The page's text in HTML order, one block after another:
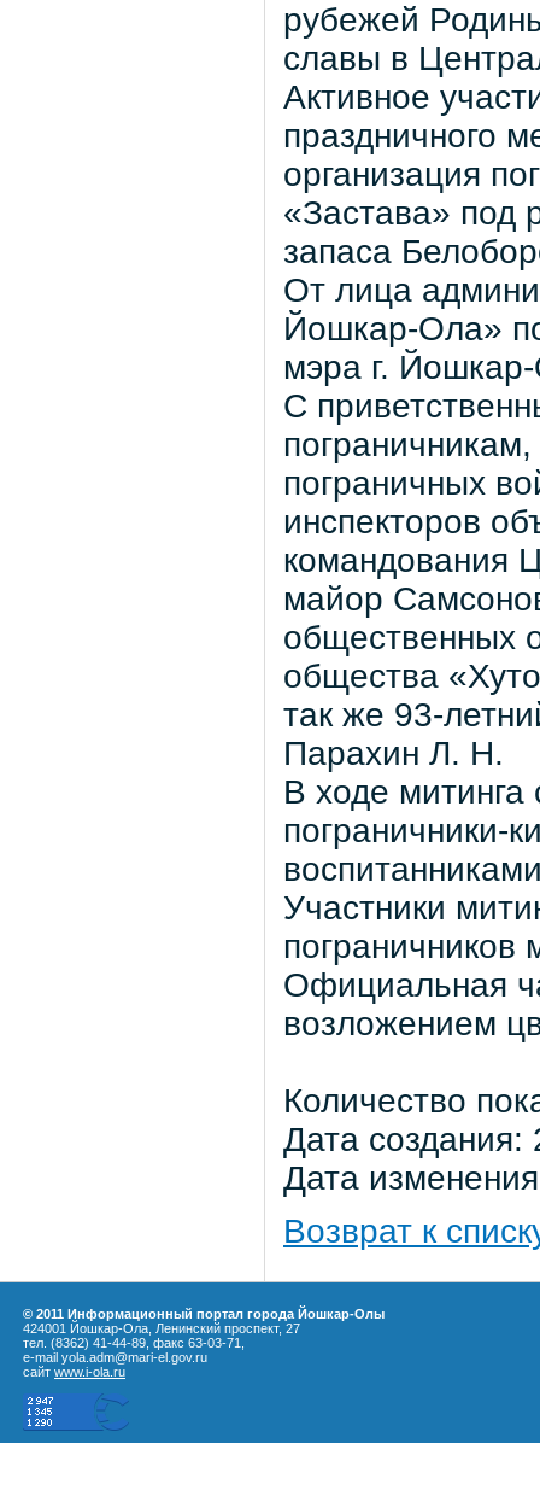
рубежей
славы в
Активное
праздничного
организация
«Застава» под
запаса
От лица
Йошкар-Ола»
мэра г.
С
пограничных
инспекторов
командования
майор
общественных
общества
так же 93-
Парахин Л. Н.
В ходе митинга
пограничники-
Участники
Официальная
возложением
Количество
Дата
Дата
Возврат к
© 2011 Информационный портал города Йошкар-Олы
424001 Йошкар-Ола, Ленинский проспект, 27
тел. (8362) 41-44-89, факс 63-03-71,
e-mail yola.adm@mari-el.gov.ru
сайт www.i-ola.ru